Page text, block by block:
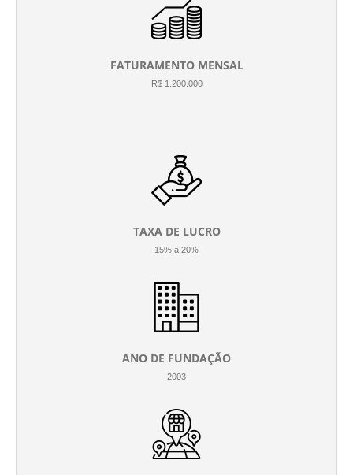
FATURAMENTO MENSAL
R$ 1.200.000
TAXA DE LUCRO
15% a 20%
ANO DE FUNDAÇÃO
2003